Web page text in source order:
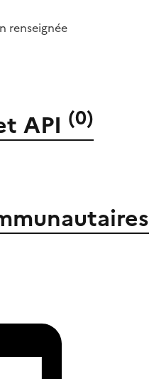
renseignée
API (0)